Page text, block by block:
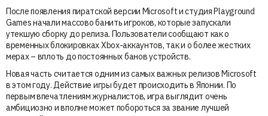
После появления пиратской версии Microsoft и студия Playground
Games начали массово банить игроков, которые запускали
утекшую сборку до релиза. Пользователи сообщают как о
временных блокировках Xbox-аккаунтов, так и о более жестких
мерах – вплоть до постоянных банов устройств.
Новая часть считается одним из самых важных релизов Microsoft
в этом году. Действие игры будет происходить в Японии. По
первым впечатлениям журналистов, игра выглядит очень
амбициозно и вполне может побороться за звание лучшей